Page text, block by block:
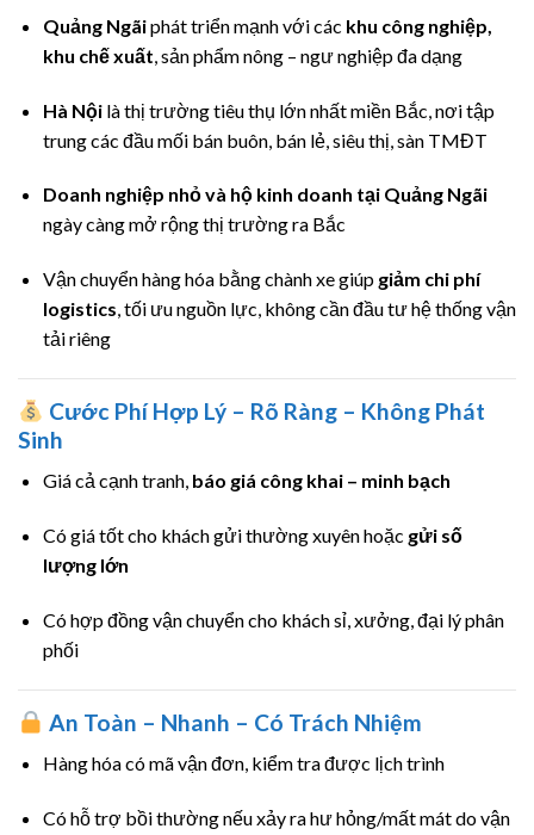
Quảng Ngãiphát triển mạnh với các khu công nghiệp,
khu chế xuất , sản phẩm nông – ngư nghiệp đa dạng
Hà Nộilà thị trường tiêu thụ lớn nhất miền Bắc, nơi tập
trung các đầu mối bán buôn, bán lẻ, siêu thị, sàn TMĐT
Doanh nghiệp nhỏ và hộ kinh doanh tại Quảng Ngãi
ngày càng mở rộng thị trường ra Bắc
Vận chuyển hàng hóa bằng chành xe giúp giảm chi phí
logistics, tối ưu nguồn lực, không cần đầu tư hệ thống vận
tải riêng
Cước Phí Hợp Lý – Rõ Ràng – Không Phát
Sinh
Giá cả cạnh tranh, báo giá công khai – minh bạch
Có giá tốt cho khách gửi thường xuyên hoặc gửi số
lượng lớn
Có hợp đồng vận chuyển cho khách sỉ, xưởng, đại lý phân
phối
An Toàn – Nhanh – Có Trách Nhiệm
Hàng hóa có mã vận đơn, kiểm tra được lịch trình
Có hỗ trợ bồi thường nếu xảy ra hư hỏng/mất mát do vận